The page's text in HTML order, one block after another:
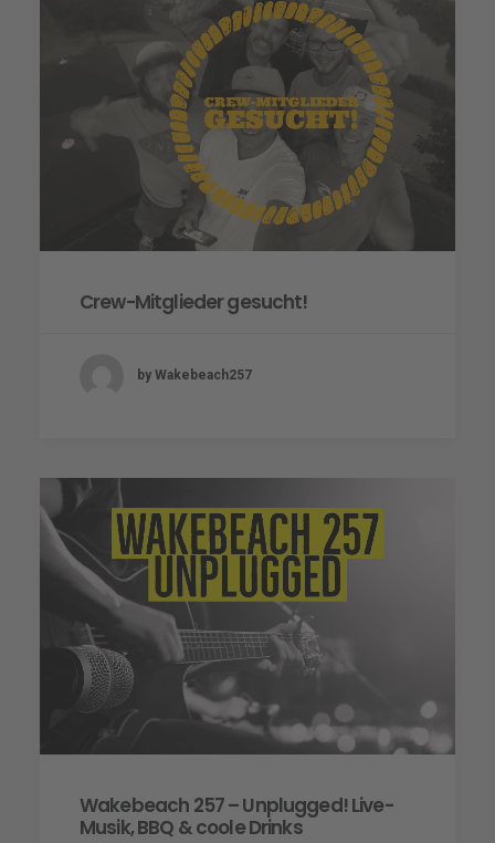
Crew-Mitglieder gesucht!
by Wakebeach257
Wakebeach 257 – Unplugged! Live-
Musik, BBQ & coole Drinks